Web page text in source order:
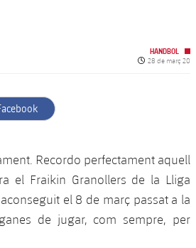
HANDBOL
Data de
28 de març 20
Recordo perfectament aquell
el Fraikin Granollers de la Lliga
el 8 de març passat a la
de jugar, com sempre, per